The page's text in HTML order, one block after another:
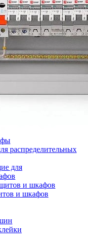
распределительных
для
и шкафов
и шкафов